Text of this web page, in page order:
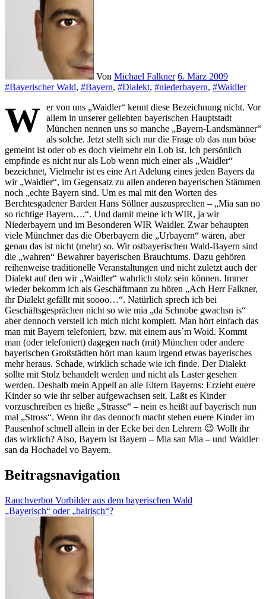
Von Michael Falkner 6. März 2009
#Bayerischer Wald, #Bayern, #Dialekt, #niederbayern, #Waidler
W
er von uns „Waidler“ kennt diese Bezeichnung nicht. Vor
allem in unserer geliebten bayerischen Hauptstadt
München nennen uns so manche „Bayern-Landsmänner“
als solche. Jetzt stellt sich nur die Frage ob das nun böse
gemeint ist oder ob es doch vielmehr ein Lob ist. Ich persönlich
empfinde es nicht nur als Lob wenn mich einer als „Waidler“
bezeichnet, Vielmehr ist es eine Art Adelung eines jeden Bayers da
wir „Waidler“, im Gegensatz zu allen anderen bayerischen Stämmen
noch „echte Bayern sind. Um es mal mit den Worten des
Berchtesgadener Barden Hans Söllner auszusprechen – „Mia san no
so richtige Bayern….“. Und damit meine ich WIR, ja wir
Niederbayern und im Besonderen WIR Waidler. Zwar behaupten
viele Münchner das die Oberbayern die „Urbayern“ wären, aber
genau das ist nicht (mehr) so. Wir ostbayerischen Wald-Bayern sind
die „wahren“ Bewahrer bayerischen Brauchtums. Dazu gehören
reihenweise traditionelle Veranstaltungen und nicht zuletzt auch der
Dialekt auf den wir „Waidler“ wahrlich stolz sein können. Immer
wieder bekomm ich als Geschäftmann zu hören „Ach Herr Falkner,
ihr Dialekt gefällt mit soooo…“. Natürlich sprech ich bei
Geschäftsgesprächen nicht so wie mia „da Schnobe gwachsn is“
aber dennoch verstell ich mich nicht komplett. Man hört einfach das
man mit Bayern telefoniert, bzw. mit einem aus´m Woid. Kommt
man (oder telefoniert) dagegen nach (mit) München oder andere
bayerischen Großstädten hört man kaum irgend etwas bayerisches
mehr heraus. Schade, wirklich schade wie ich finde. Der Dialekt
sollte mit Stolz behandelt werden und nicht als Laster gesehen
werden. Deshalb mein Appell an alle Eltern Bayerns: Erzieht euere
Kinder so wie ihr selber aufgewachsen seit. Laßt es Kinder
vorzuschreiben es hieße „Strasse“ – nein es heißt auf bayerisch nun
mal „Stross“. Wenn ihr das dennoch macht stehen euere Kinder im
Pausenhof schnell allein in der Ecke bei den Lehrern 😉 Wollt ihr
das wirklich? Also, Bayern ist Bayern – Mia san Mia – und Waidler
san da Hochadel vo Bayern.
Beitragsnavigation
Rauchverbot Vorbilder aus dem bayerischen Wald
„Bayerisch“ oder „bairisch“?